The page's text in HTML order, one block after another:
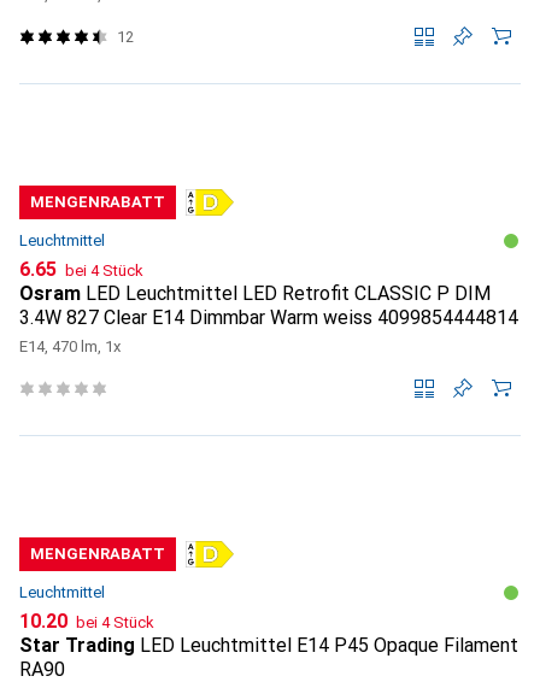
12
MENGENRABATT
Leuchtmittel
CHF
6.65 bei 4 Stück
Osram LED Leuchtmittel LED Retrofit CLASSIC P DIM
3.4W 827 Clear E14 Dimmbar Warm weiss 4099854444814
E14, 470 lm, 1x
MENGENRABATT
Leuchtmittel
CHF
10.20 bei 4 Stück
Star Trading LED Leuchtmittel E14 P45 Opaque Filament
RA90